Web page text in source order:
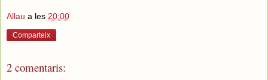
Allau a les 20:00
Comparteix
2 comentaris: